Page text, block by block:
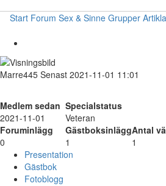
Start Forum Sex & Sinne Grupper
Marre445 Senast 2021-11-01 11:01
Medlem sedan Specialstatus
2021-11-01
Veteran
Foruminlägg
GästboksinläggAntal
0
1
1
Presentation
Gästbok
Fotoblogg